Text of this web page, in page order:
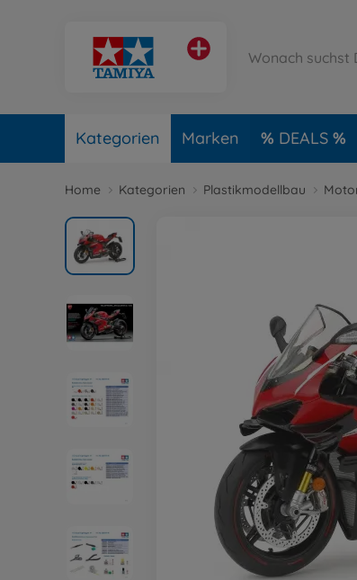
Kategorien Marken DEALS
Home Kategorien Plastikmodellbau